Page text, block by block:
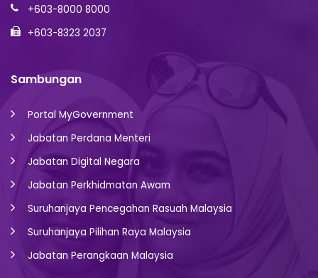
+603-8000 8000
+603-8323 2037
Sambungan
Portal MyGovernment
Jabatan Perdana Menteri
Jabatan Digital Negara
Jabatan Perkhidmatan Awam
Suruhanjaya Pencegahan Rasuah Malaysia
Suruhanjaya Pilihan Raya Malaysia
Jabatan Perangkaan Malaysia